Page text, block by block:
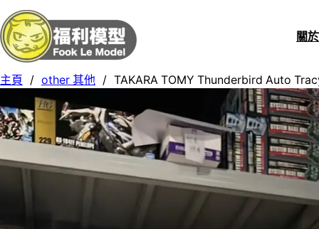
關
主頁 / other 其他 / TAKARA TOMY Thunderbird Auto